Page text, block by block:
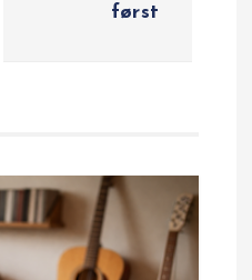
først